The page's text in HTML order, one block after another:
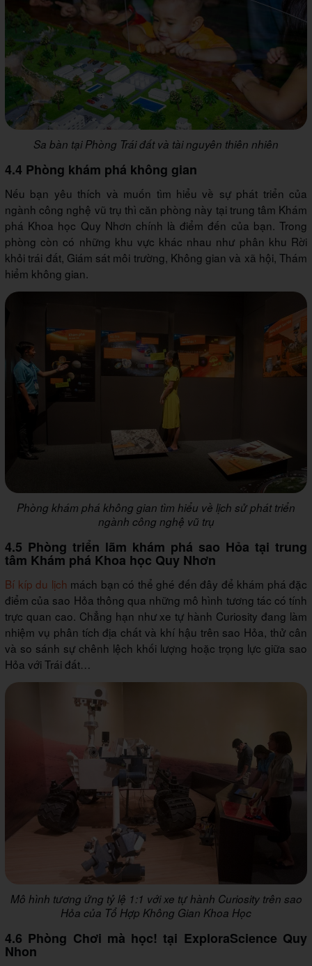
Sa bàn tại Phòng Trái đất và tài nguyên thiên nhiên
4.4 Phòng khám phá không gian
Nếu bạn yêu thích và muốn tìm hiểu về sự phát triển của
ngành công nghệ vũ trụ thì căn phòng này tại trung tâm Khám
phá Khoa học Quy Nhơn chính là điểm đến của bạn. Trong
phòng còn có những khu vực khác nhau như phân khu Rời
khỏi trái đất, Giám sát môi trường, Không gian và xã hội, Thám
hiểm không gian.
Phòng khám phá không gian tìm hiểu về lịch sử phát triển
ngành công nghệ vũ trụ
4.5 Phòng triển lãm khám phá sao Hỏa tại trung
tâm Khám phá Khoa học Quy Nhơn
Bí kíp du lịch mách bạn có thể ghé đến đây để khám phá đặc
điểm của sao Hỏa thông qua những mô hình tương tác có tính
trực quan cao. Chẳng hạn như xe tự hành Curiosity đang làm
nhiệm vụ phân tích địa chất và khí hậu trên sao Hỏa, thử cân
và so sánh sự chênh lệch khối lượng hoặc trọng lực giữa sao
Hỏa với Trái đất…
Mô hình tương ứng tỷ lệ 1:1 với xe tự hành Curiosity trên sao
Hỏa của Tổ Hợp Không Gian Khoa Học
4.6 Phòng Chơi mà học! tại ExploraScience Quy
Nhon